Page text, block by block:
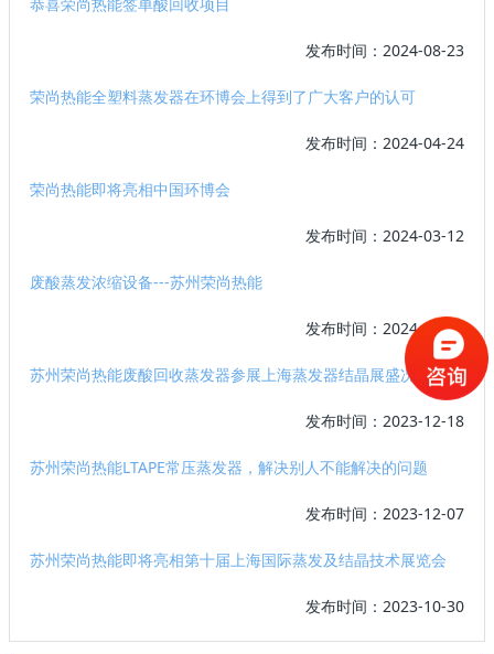
发布时间：2024-08-23
荣尚热能全塑料蒸发器在环博会上得到了广大客户的认可
发布时间：2024-04-24
荣尚热能即将亮相中国环博会
发布时间：2024-03-12
废酸蒸发浓缩设备---苏州荣尚热能
发布时间：2024-01-18
苏州荣尚热能废酸回收蒸发器参展上海蒸发器结晶展盛况
发布时间：2023-12-18
苏州荣尚热能LTAPE常压蒸发器，解决别人不能解决的问题
发布时间：2023-12-07
苏州荣尚热能即将亮相第十届上海国际蒸发及结晶技术展览会
发布时间：2023-10-30